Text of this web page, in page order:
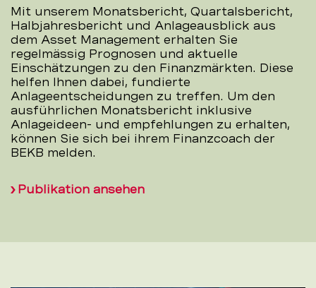
Mit unserem Monatsbericht, Quartalsbericht,
Halbjahresbericht und Anlageausblick aus
dem Asset Management erhalten Sie
regelmässig Prognosen und aktuelle
Einschätzungen zu den Finanzmärkten. Diese
helfen Ihnen dabei, fundierte
Anlageentscheidungen zu treffen. Um den
ausführlichen Monatsbericht inklusive
Anlageideen- und empfehlungen zu erhalten,
können Sie sich bei ihrem Finanzcoach der
BEKB melden.
Publikation ansehen